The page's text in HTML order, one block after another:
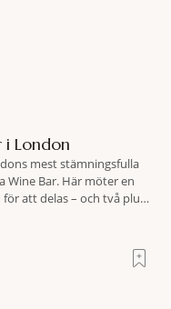
i London
mest stämningsfulla
Wine Bar. Här möter en
att delas – och två plus